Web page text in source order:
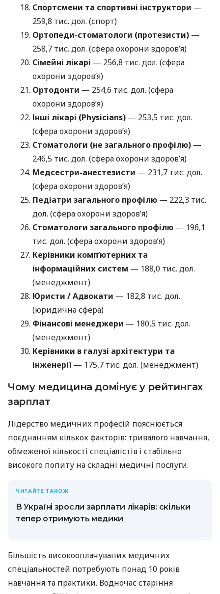
Спортсмени та спортивні інструктори —
259,8 тис. дол. (спорт)
Ортопеди-стоматологи (протезисти) —
258,7 тис. дол. (сфера охорони здоров’я)
Сімейні лікарі — 256,8 тис. дол. (сфера
охорони здоров’я)
Ортодонти — 254,6 тис. дол. (сфера
охорони здоров’я)
Інші лікарі (Physicians) — 253,5 тис. дол.
(сфера охорони здоров’я)
Стоматологи (не загального профілю) —
246,5 тис. дол. (сфера охорони здоров’я)
Медсестри-анестезисти — 231,7 тис. дол.
(сфера охорони здоров’я)
Педіатри загального профілю — 222,3 тис.
дол. (сфера охорони здоров’я)
Стоматологи загального профілю — 196,1
тис. дол. (сфера охорони здоров’я)
Керівники комп’ютерних та
інформаційних систем — 188,0 тис. дол.
(менеджмент)
Юристи / Адвокати — 182,8 тис. дол.
(юридична сфера)
Фінансові менеджери — 180,5 тис. дол.
(менеджмент)
Керівники в галузі архітектури та
інженерії — 175,7 тис. дол. (менеджмент)
Чому медицина домінує у рейтингах
зарплат
Лідерство медичних професій пояснюється
поєднанням кількох факторів: тривалого навчання,
обмеженої кількості спеціалістів і стабільно
високого попиту на складні медичні послуги.
ЧИТАЙТЕ ТАКОЖ
В Україні зросли зарплати лікарів: скільки
тепер отримують медики
Більшість високооплачуваних медичних
спеціальностей потребують понад 10 років
навчання та практики. Водночас старіння